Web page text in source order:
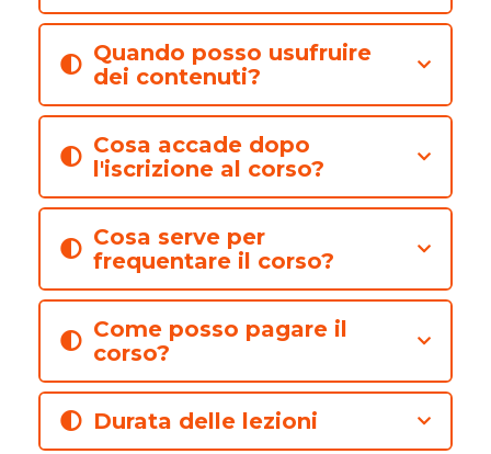
Quando posso usufruire
dei contenuti?
Cosa accade dopo
l'iscrizione al corso?
Cosa serve per
frequentare il corso?
Come posso pagare il
corso?
Durata delle lezioni